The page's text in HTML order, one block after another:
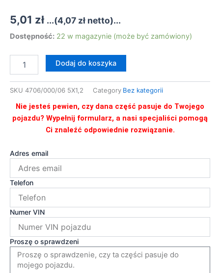
5,01 zł ...(4,07 zł netto)...
Dostępność: 22 w magazynie (może być zamówiony)
ilość
5X1,2
PRZEWÓD
SPRYSKIWACZY
Dodaj do koszyka
SKU 4706/000/06 5X1,2 Category Bez kategorii
Nie jesteś pewien, czy dana część pasuje do Twojego
pojazdu? Wypełnij formularz, a nasi specjaliści pomogą
Ci znaleźć odpowiednie rozwiązanie.
Adres email
Telefon
Numer VIN
Proszę o sprawdzeni